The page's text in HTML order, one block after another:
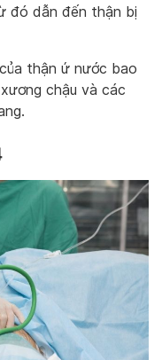
đó dẫn đến thận bị
thận ứ nước bao
chậu và các